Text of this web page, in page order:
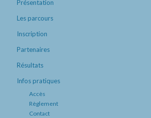
Présentation
Les parcours
Inscription
Partenaires
Résultats
Infos pratiques
Accès
Règlement
Contact